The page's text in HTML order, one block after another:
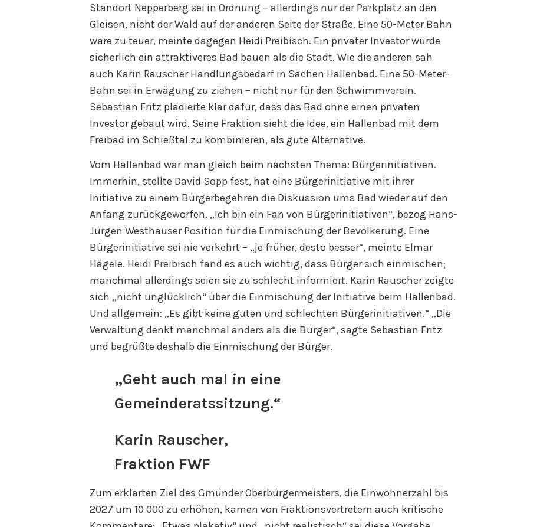
Standort Nepperberg sei in Ordnung – allerdings nur der Parkplatz an den
Gleisen, nicht der Wald auf der anderen Seite der Straße. Eine 50-Meter Bahn
wäre zu teuer, meinte dagegen Heidi Preibisch. Ein privater Investor würde
sicherlich ein attraktiveres Bad bauen als die Stadt. Wie die anderen sah
auch Karin Rauscher Handlungsbedarf in Sachen Hallenbad. Eine 50-Meter-
Bahn sei in Erwägung zu ziehen – nicht nur für den Schwimmverein.
Sebastian Fritz plädierte klar dafür, dass das Bad ohne einen privaten
Investor gebaut wird. Seine Fraktion sieht die Idee, ein Hallenbad mit dem
Freibad im Schießtal zu kombinieren, als gute Alternative.
Vom Hallenbad war man gleich beim nächsten Thema: Bürgerinitiativen.
Immerhin, stellte David Sopp fest, hat eine Bürgerinitiative mit ihrer
Initiative zu einem Bürgerbegehren die Diskussion ums Bad wieder auf den
Anfang zurückgeworfen. „Ich bin ein Fan von Bürgerinitiativen“, bezog Hans-
Jürgen Westhauser Position für die Einmischung der Bevölkerung. Eine
Bürgerinitiative sei nie verkehrt – „je früher, desto besser“, meinte Elmar
Hägele. Heidi Preibisch fand es auch wichtig, dass Bürger sich einmischen;
manchmal allerdings seien sie zu schlecht informiert. Karin Rauscher zeigte
sich „nicht unglücklich“ über die Einmischung der Initiative beim Hallenbad.
Und allgemein: „Es gibt keine guten und schlechten Bürgerinitiativen.“ „Die
Verwaltung denkt manchmal anders als die Bürger“, sagte Sebastian Fritz
und begrüßte deshalb die Einmischung der Bürger.
„Geht auch mal in eine
Gemeinderatssitzung.“
Karin Rauscher,
Fraktion FWF
Zum erklärten Ziel des Gmünder Oberbürgermeisters, die Einwohnerzahl bis
2027 um 10 000 zu erhöhen, kamen von Fraktionsvertretern auch kritische